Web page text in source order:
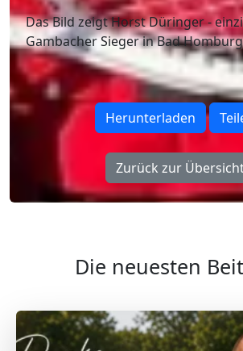
Das Bild zeigt Horst Düringer -
Gambacher Sieger in Bad
Herunterladen
Zurück zur
Die neuesten